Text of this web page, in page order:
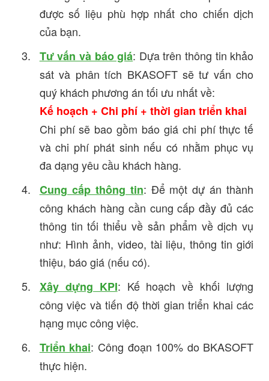
được số liệu phù hợp nhất cho chiến dịch
của bạn.
Tư vấn và báo giá: Dựa trên thông tin khảo
sát và phân tích BKASOFT sẽ tư vấn cho
quý khách phương án tối ưu nhất về:
Kế hoạch + Chi phí + thời gian triển khai
Chi phí sẽ bao gồm báo giá chi phí thực tế
và chi phí phát sinh nếu có nhằm phục vụ
đa dạng yêu cầu khách hàng.
Cung cấp thông tin: Để một dự án thành
công khách hàng cần cung cấp đầy đủ các
thông tin tối thiểu về sản phẩm về dịch vụ
như: Hình ảnh, video, tài liệu, thông tin giới
thiệu, báo giá (nếu có).
Xây dựng KPI: Kế hoạch về khối lượng
công việc và tiến độ thời gian triển khai các
hạng mục công việc.
Triển khai: Công đoạn 100% do BKASOFT
thực hiện.